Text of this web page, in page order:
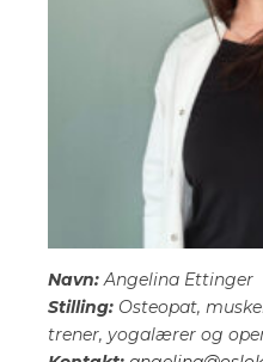
Navn:Angelina Ettinger
Stilling: Osteopat,
trener, yogalærer og